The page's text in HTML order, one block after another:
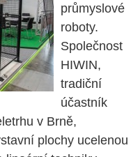
průmyslové
roboty.
Společnost
HIWIN,
tradiční
účastník
v Brně,
plochy ucelenou